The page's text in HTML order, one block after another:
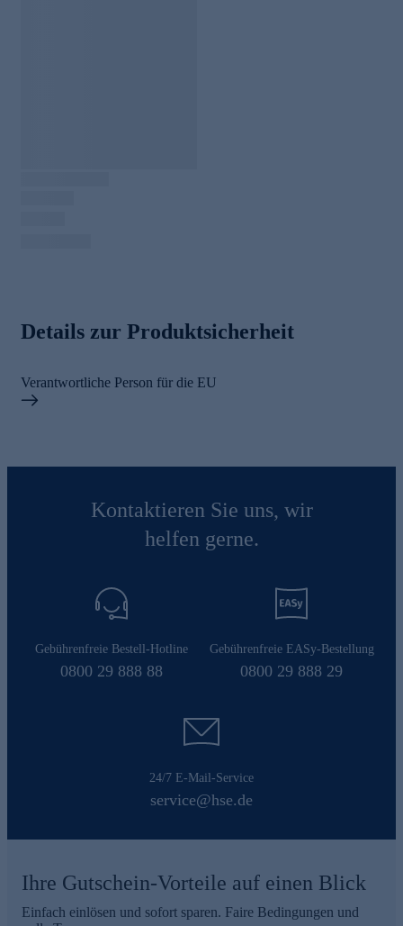
Details zur Produktsicherheit
Verantwortliche Person für die EU
Kontaktieren Sie uns, wir
helfen gerne.
Gebührenfreie Bestell-Hotline
0800 29 888 88
Gebührenfreie EASy-Bestellung
0800 29 888 29
24/7 E-Mail-Service
service@hse.de
Ihre Gutschein-Vorteile auf einen Blick
Einfach einlösen und sofort sparen. Faire Bedingungen und